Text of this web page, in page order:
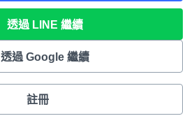
透過 LINE 繼續
透過 Google 繼續
註冊